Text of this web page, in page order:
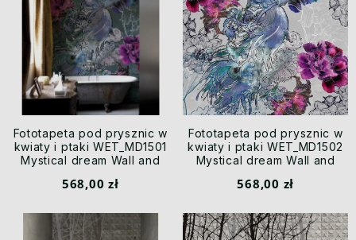
Fototapeta pod prysznic w
kwiaty i ptaki WET_MD1501
Mystical dream Wall and
568,00 zł
Fototapeta pod prysznic w
kwiaty i ptaki WET_MD1502
Mystical dream Wall and
568,00 zł